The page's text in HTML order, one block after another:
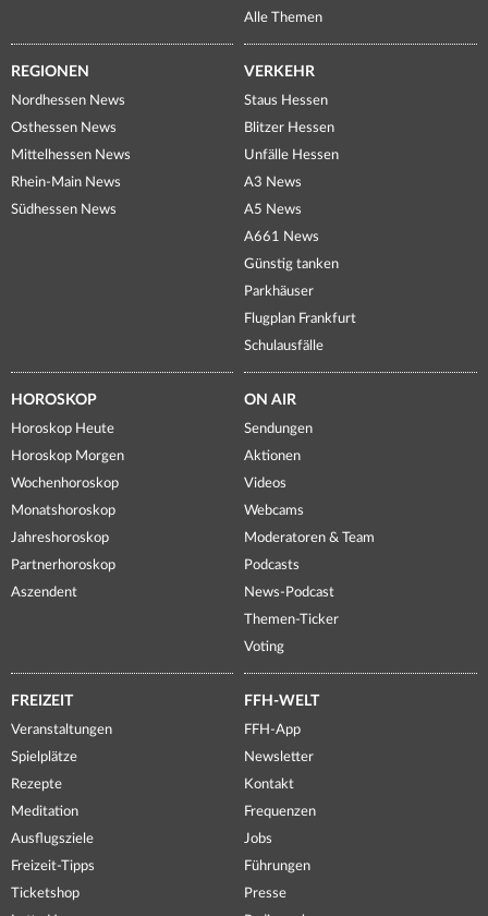
Alle Themen
REGIONEN
Nordhessen News
Osthessen News
Mittelhessen News
Rhein-Main News
Südhessen News
VERKEHR
Staus Hessen
Blitzer Hessen
Unfälle Hessen
A3 News
A5 News
A661 News
Günstig tanken
Parkhäuser
Flugplan Frankfurt
Schulausfälle
HOROSKOP
Horoskop Heute
Horoskop Morgen
Wochenhoroskop
Monatshoroskop
Jahreshoroskop
Partnerhoroskop
Aszendent
ON AIR
Sendungen
Aktionen
Videos
Webcams
Moderatoren & Team
Podcasts
News-Podcast
Themen-Ticker
Voting
FREIZEIT
Veranstaltungen
Spielplätze
Rezepte
Meditation
Ausflugsziele
Freizeit-Tipps
Ticketshop
FFH-WELT
FFH-App
Newsletter
Kontakt
Frequenzen
Jobs
Führungen
Presse